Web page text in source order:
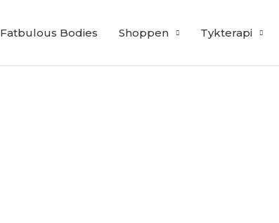
Fatbulous Bodies Shoppen Tykterapi